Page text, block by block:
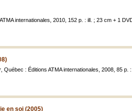
internationales, 2010, 152 p. : ill. ; 23 cm + 1
, Québec : Éditions ATMA internationales, 2008, 85
en soi (2005)